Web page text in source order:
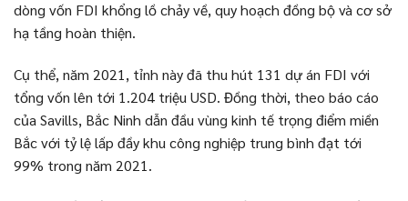
dòng vốn FDI khổng lồ chảy về, quy hoạch đồng bộ và cơ sở
hạ tầng hoàn thiện.
Cụ thể, năm 2021, tỉnh này đã thu hút 131 dự án FDI với
tổng vốn lên tới 1.204 triệu USD. Đồng thời, theo báo cáo
của Savills, Bắc Ninh dẫn đầu vùng kinh tế trọng điểm miền
Bắc với tỷ lệ lấp đầy khu công nghiệp trung bình đạt tới
99% trong năm 2021.